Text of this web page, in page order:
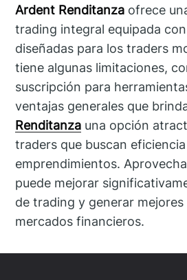
Ardent Renditanza ofrece
trading integral equipada
diseñadas para los traders
tiene algunas limitaciones,
suscripción para
ventajas generales que
Renditanza una opción
traders que buscan
emprendimientos.
puede mejorar
de trading y generar
mercados financieros.